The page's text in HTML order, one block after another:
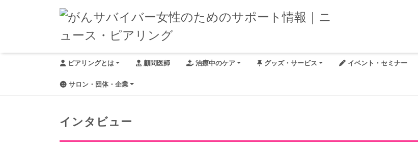
ピアリングとは 顧問医師 治療中のケア グッズ・サービス イベント・セミナー
サロン・団体・企業
インタビュー